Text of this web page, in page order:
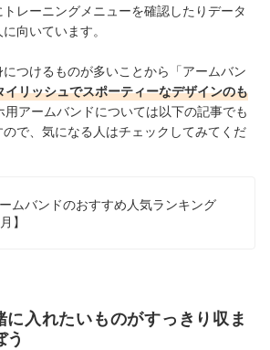
レーニングメニューを確認したりデータ
向いています。
つけるものが多いことから「アームバン
イリッシュでスポーティーなデザインのも
用アームバンドについては以下の記事でも
で、気になる人はチェックしてみてくだ
ムバンドのおすすめ人気ランキング
】
に入れたいものがすっきり収ま
う